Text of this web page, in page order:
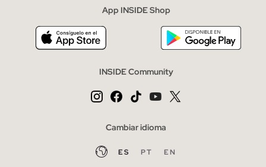
App INSIDE Shop
INSIDE Community
Cambiar idioma
ES PT EN